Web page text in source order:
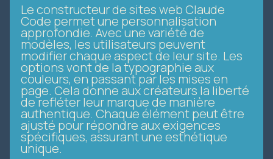
Le constructeur de sites web Claude
Code permet une personnalisation
approfondie. Avec une variété de
modèles, les utilisateurs peuvent
modifier chaque aspect de leur site. Les
options vont de la typographie aux
couleurs, en passant par les mises en
page. Cela donne aux créateurs la liberté
de refléter leur marque de manière
authentique. Chaque élément peut être
ajusté pour répondre aux exigences
spécifiques, assurant une esthétique
unique.